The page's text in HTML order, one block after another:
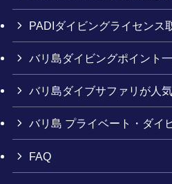
PADIダイビングライセンス
バリ島ダイビングポイント
バリ島ダイブサファリが人
バリ島 プライベート・ダイ
FAQ